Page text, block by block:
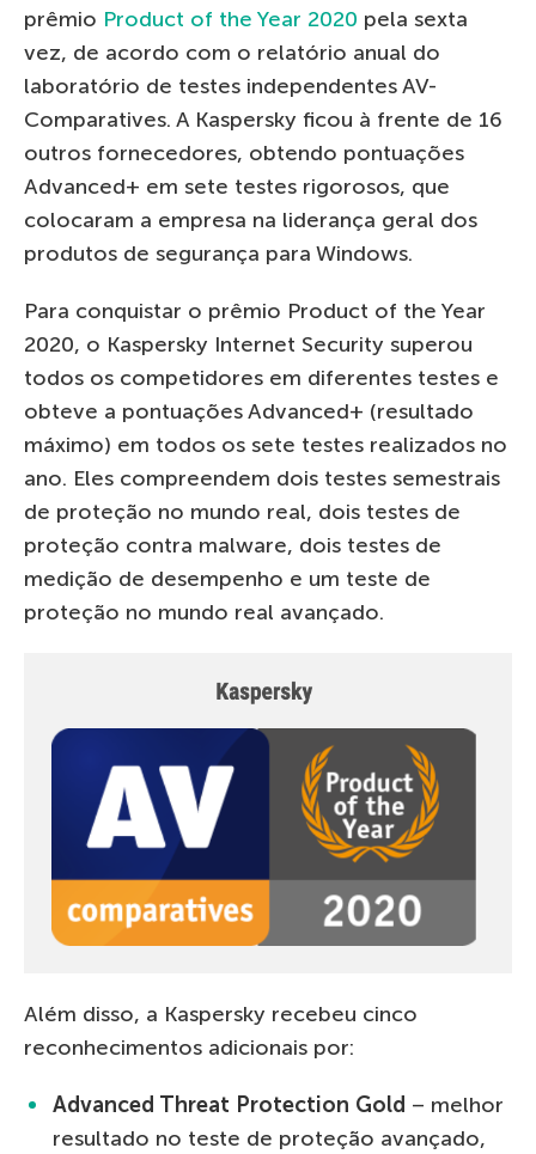
prêmio Product of the Year 2020 pela sexta
vez, de acordo com o relatório anual do
laboratório de testes independentes AV-
Comparatives. A Kaspersky ficou à frente de 16
outros fornecedores, obtendo pontuações
Advanced+ em sete testes rigorosos, que
colocaram a empresa na liderança geral dos
produtos de segurança para Windows.
Para conquistar o prêmio Product of the Year
2020, o Kaspersky Internet Security superou
todos os competidores em diferentes testes e
obteve a pontuações Advanced+ (resultado
máximo) em todos os sete testes realizados no
ano. Eles compreendem dois testes semestrais
de proteção no mundo real, dois testes de
proteção contra malware, dois testes de
medição de desempenho e um teste de
proteção no mundo real avançado.
Além disso, a Kaspersky recebeu cinco
reconhecimentos adicionais por:
Advanced Threat Protection Gold – melhor
resultado no teste de proteção avançado,